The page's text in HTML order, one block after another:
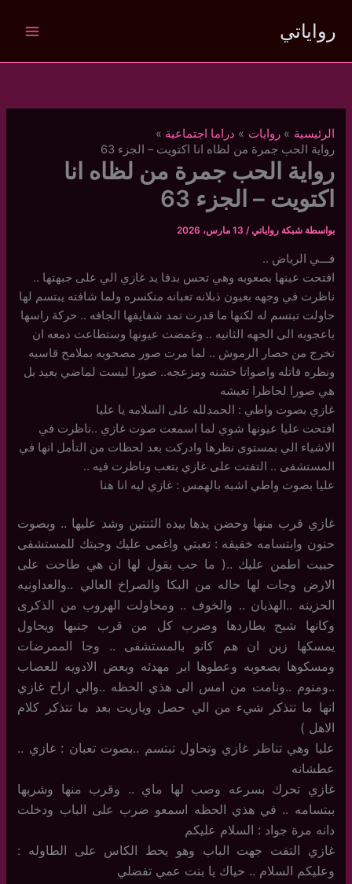
المحتوى
رواياتي
الرئيسية روايات
دراما اجتماعية
رواية الحب جمرة من لظاه انا اكتويت – الجزء 63
رواية الحب جمرة من لظاه انا
اكتويت – الجزء 63
بواسطة شبكة رواياتي/ 13 مارس، 2026
فـــي الرياض ..
افتحت عينها بصعوبه وهي تحس بدفا يد غازي الي على جبهتها ..
ناظرت في وجهه بعيون ذبلانه تعبانه منكسره ولما شافته يبتسم لها
حاولت تبتسم له لكنها ما قدرت تمد شفايفها الجافه .. حركة راسها
باعجوبه الى الجهه الثانيه .. وغمضت عيونها وستطاعت دمعه ان
تخرج من حصار الرموش .. لما مرت صور مصحوبه بملامح قاسيه
ونظره قاتله واصواتا خشنه ومزعجه.. صورا ليست لماضي بعيد بل
هي صورا لحاظرا تعيشه
غازي بصوت واطي : الحمدلله على السلامه يا عليا
افتحت عليا عيونها شوي لما اسمعت صوت غازي ..ناظرت في
الاشياء الي بمستوى نظرها وادركت بعد لحظات من التأمل انها في
المستشفى .. التفتت على غازي بتعب وناظرت فيه ..
عليا بصوت واطي اشبه بالهمس : غازي ليه انا هنا
غازي قرب منها وحضن يدها بيده الثنتين وشد عليها .. وبصوت
حنون وابتسامه خفيفه : تعبتي واغمى عليك وجبتك للمستشفى
حبيت اطمن عليك ..( ما حب يقول لها ان هي طاحت على
الارض وجات لها حاله من البكا والصراخ العالي ..والعداونيه
الحزينه ..الهذيان .. والخوف .. ومحاولت الهروب من الذكرى
وكانها شبح يطاردها وضرب كل من قرب جنبها ويحاول
يمسكها زين ان هم كانو بالمستشفى .. وجا الممرضات
ومسكوها بصعوبه وعطوها ابر مهدئه وبعض الادويه للعصاب
..ومنوم ..ونامت من امس الى هذي الحظه ..والي اراح غازي
انها ما تتذكر شيء من الي حصل وياريت بعد ما تتذكر كلام
الاهل )
عليا وهي تناظر غازي وتحاول تبتسم ..بصوت تعبان : غازي ..
عطشانه
غازي تحرك بسرعه وصب لها ماي .. وقرب منها وشربها
ببتسامه .. في هذي الحظه اسمعو ضرب على الباب ودخلت
دانه مرة جواد : السلام عليكم
غازي التفت جهت الباب وهو يحط الكاس على الطاوله :
وعليكم السلام .. حياك يا بنت عمي تفضلي